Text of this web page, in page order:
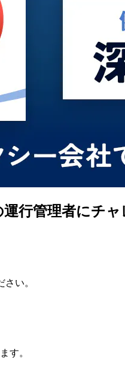
運行管理者にチ
い。
す。